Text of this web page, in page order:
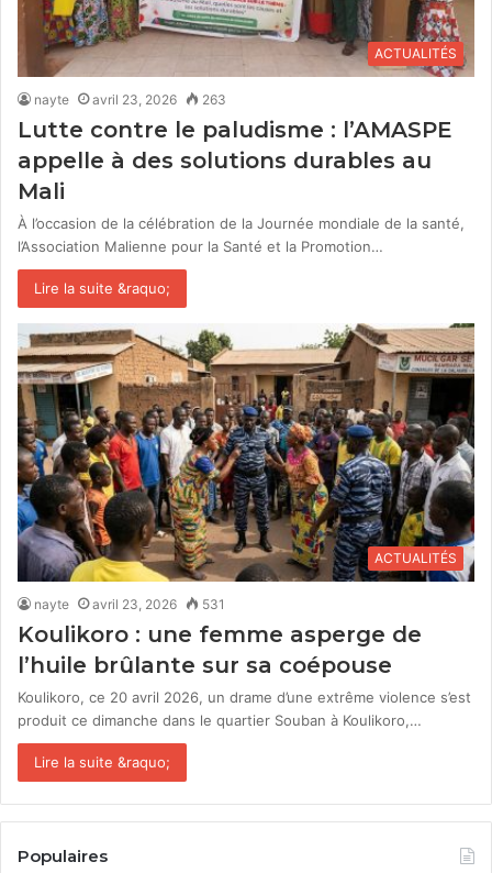
ACTUALITÉS
nayte avril 23, 2026 263
Lutte contre le paludisme : l’AMASPE
appelle à des solutions durables au
Mali
À l’occasion de la célébration de la Journée mondiale de la santé,
l’Association Malienne pour la Santé et la Promotion…
Lire la suite &raquo;
ACTUALITÉS
nayte avril 23, 2026 531
Koulikoro : une femme asperge de
l’huile brûlante sur sa coépouse
Koulikoro, ce 20 avril 2026, un drame d’une extrême violence s’est
produit ce dimanche dans le quartier Souban à Koulikoro,…
Lire la suite &raquo;
Populaires